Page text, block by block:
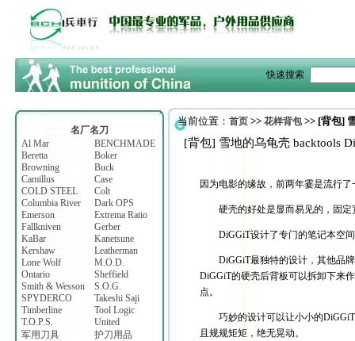
快速搜索
名厂名刀
Al Mar
BENCHMADE
Beretta
Boker
Browning
Buck
Camillus
Case
COLD STEEL
Colt
Columbia River
Dark OPS
Emerson
Extrema Ratio
Fallkniven
Gerber
KaBar
Kanetsune
Kershaw
Leatherman
Lone Wolf
M.O.D.
Ontario
Sheffield
Smith & Wesson
S.O.G.
SPYDERCO
Takeshi Saji
Timberline
Tool Logic
T.O.P.S.
United
军用刀具
护刀用品
当前位置： 首页 >> 花样背包>> [背包]
[背包] 雪地的乌龟壳 backtools
因为电影的缘故，前两年霎是流行
硬壳的好处是显而易见的，固定
DiGGiT设计了专门的笔记本空间
DiGGiT最独特的设计，其他品牌
DiGGiT的硬壳后背板可以拆卸下来
点。
巧妙的设计可以让小小的DiGGiT
且规规矩矩，绝无晃动。